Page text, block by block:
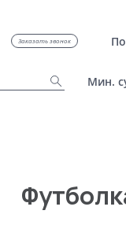
Заказать звонок
Мин.